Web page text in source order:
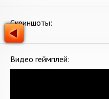
Скриншоты:
Видео геймплей: